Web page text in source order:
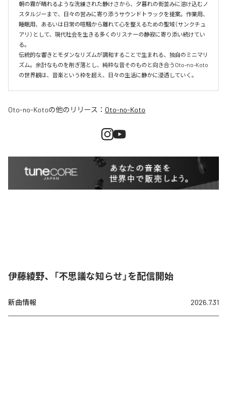
朝の霧が晴れるような洗練された静けさから、夕暮れの街並みに溶け込むノ
スタルジーまで、日々の営みに寄り添うサウンドトラックを提案。作業用、
睡眠用、あるいは日常の喧騒から離れて心を整えるための聖域（サンクチュ
アリ）として、現代社会を生きる多くのリスナーの静寂に寄り添い続けてい
る。
伝統的な響きとモダンなリズムが調和することで生まれる、独自のミニマリ
ズム。余計なものを削ぎ落とし、純粋な音そのものと向き合うOto-no-Koto
の世界観は、音楽という枠を超え、日々の生活に静かに浸透していく。
Oto-no-Kotoの他のリリース： Oto-no-Koto
伊藤綾野、「不思議な知らせ」を配信開始
新曲情報 2026.7.31